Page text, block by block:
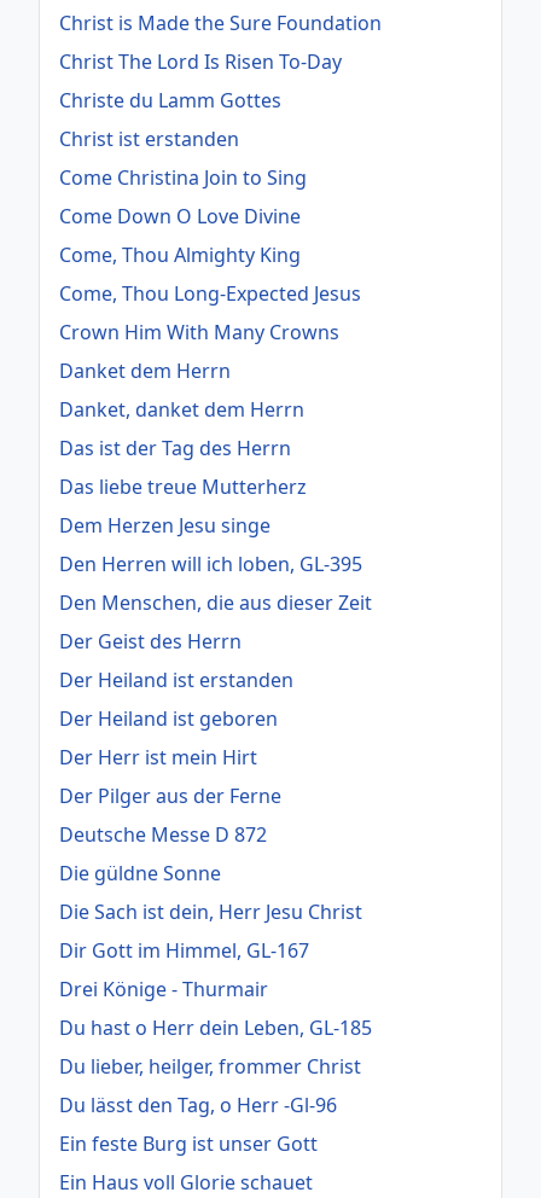
Christ is Made the Sure Foundation
Christ The Lord Is Risen To-Day
Christe du Lamm Gottes
Christ ist erstanden
Come Christina Join to Sing
Come Down O Love Divine
Come, Thou Almighty King
Come, Thou Long-Expected Jesus
Crown Him With Many Crowns
Danket dem Herrn
Danket, danket dem Herrn
Das ist der Tag des Herrn
Das liebe treue Mutterherz
Dem Herzen Jesu singe
Den Herren will ich loben, GL-395
Den Menschen, die aus dieser Zeit
Der Geist des Herrn
Der Heiland ist erstanden
Der Heiland ist geboren
Der Herr ist mein Hirt
Der Pilger aus der Ferne
Deutsche Messe D 872
Die güldne Sonne
Die Sach ist dein, Herr Jesu Christ
Dir Gott im Himmel, GL-167
Drei Könige - Thurmair
Du hast o Herr dein Leben, GL-185
Du lieber, heilger, frommer Christ
Du lässt den Tag, o Herr -Gl-96
Ein feste Burg ist unser Gott
Ein Haus voll Glorie schauet